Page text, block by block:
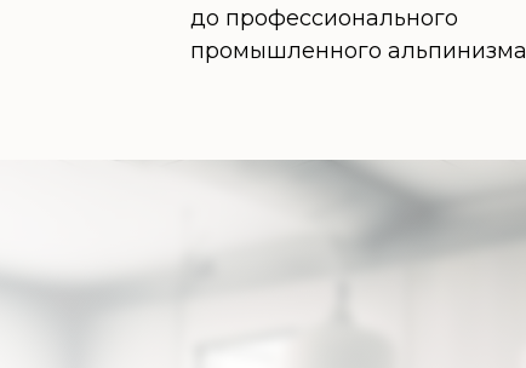
до профессионального
промышленного альпинизма